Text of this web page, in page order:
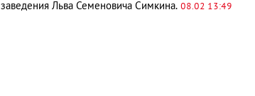
заведения Льва Семеновича Симкина. 08.02 13:49